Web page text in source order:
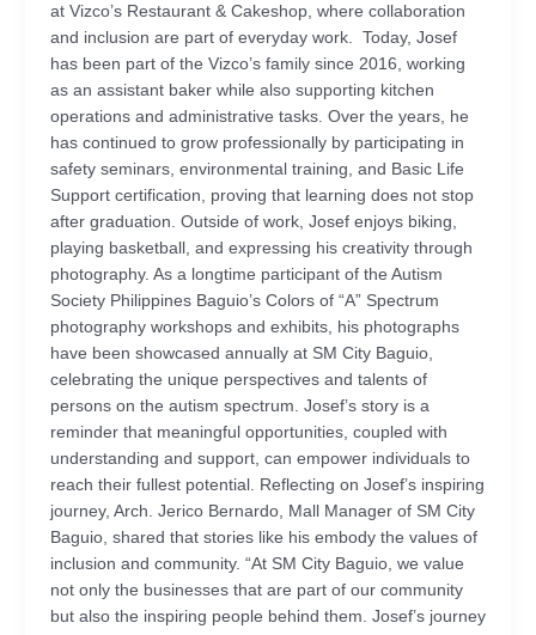
at Vizco’s Restaurant & Cakeshop, where collaboration
and inclusion are part of everyday work. Today, Josef
has been part of the Vizco’s family since 2016, working
as an assistant baker while also supporting kitchen
operations and administrative tasks. Over the years, he
has continued to grow professionally by participating in
safety seminars, environmental training, and Basic Life
Support certification, proving that learning does not stop
after graduation. Outside of work, Josef enjoys biking,
playing basketball, and expressing his creativity through
photography. As a longtime participant of the Autism
Society Philippines Baguio’s Colors of “A” Spectrum
photography workshops and exhibits, his photographs
have been showcased annually at SM City Baguio,
celebrating the unique perspectives and talents of
persons on the autism spectrum. Josef’s story is a
reminder that meaningful opportunities, coupled with
understanding and support, can empower individuals to
reach their fullest potential. Reflecting on Josef’s inspiring
journey, Arch. Jerico Bernardo, Mall Manager of SM City
Baguio, shared that stories like his embody the values of
inclusion and community. “At SM City Baguio, we value
not only the businesses that are part of our community
but also the inspiring people behind them. Josef’s journey